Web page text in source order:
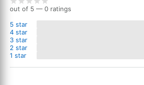
out of 5 — 0 ratings
5 star
4 star
3 star
2 star
1 star